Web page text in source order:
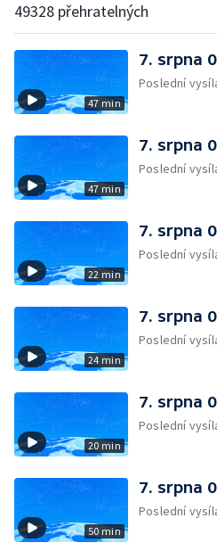
49328 přehratelných
47 min
7. srpna
Poslední
47 min
7. srpna
Poslední
22 min
7. srpna
Poslední
24 min
7. srpna
Poslední
20 min
7. srpna
Poslední
50 min
7. srpna
Poslední